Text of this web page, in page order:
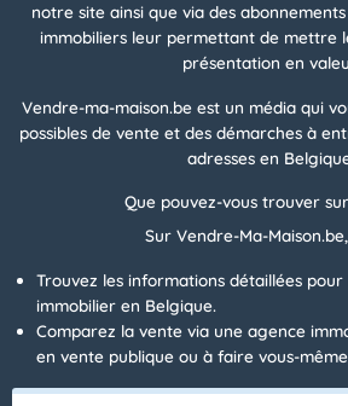
notre site ainsi que via des
immobiliers leur permettant de mettre
présentation en
Vendre-ma-maison.be est un média qui
possibles de vente et des démarches à
adresses en
Que pouvez-vous trouver
Sur Vendre-Ma-
Trouvez les informations détaillées pour
immobilier en Belgique.
Comparez la vente via une agence
en vente publique ou à faire vous-